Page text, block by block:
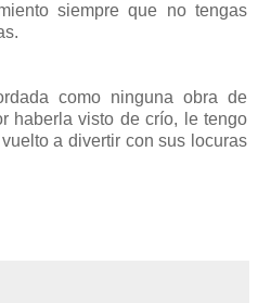
siempre que no tengas
como ninguna obra de
haberla visto de crío, le tengo
a divertir con sus locuras